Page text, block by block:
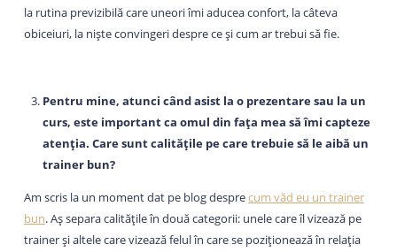
la rutina previzibilă care uneori îmi aducea confort, la câteva
obiceiuri, la niște convingeri despre ce și cum ar trebui să fie.
Pentru mine, atunci când asist la o prezentare sau la un
curs, este important ca omul din fața mea să îmi capteze
atenția. Care sunt calitățile pe care trebuie să le aibă un
trainer bun?
Am scris la un moment dat pe blog desprecum văd eu un trainer
bun. Aș separa calitățile în două categorii: unele care îl vizează pe
trainer și altele care vizează felul în care se poziționează în relația